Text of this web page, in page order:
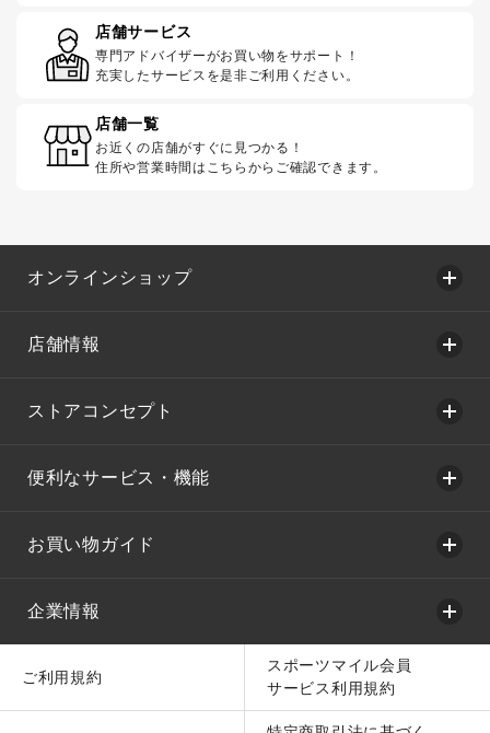
店舗サービス
専門アドバイザーがお買い物をサポート！
充実したサービスを是非ご利用ください。
店舗一覧
お近くの店舗がすぐに見つかる！
住所や営業時間はこちらからご確認できます。
オンラインショップ
店舗情報
ストアコンセプト
便利なサービス・機能
お買い物ガイド
企業情報
ご利用規約
スポーツマイル会員
サービス利用規約